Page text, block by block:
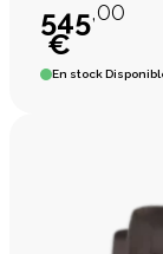
545,00
€
En stock